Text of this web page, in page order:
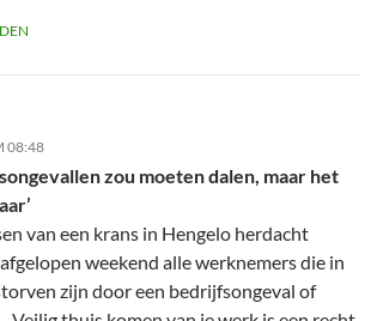
08:48
zou moeten dalen, maar het
van een krans in Hengelo herdacht
weekend alle werknemers die in
zijn door een bedrijfsongeval of